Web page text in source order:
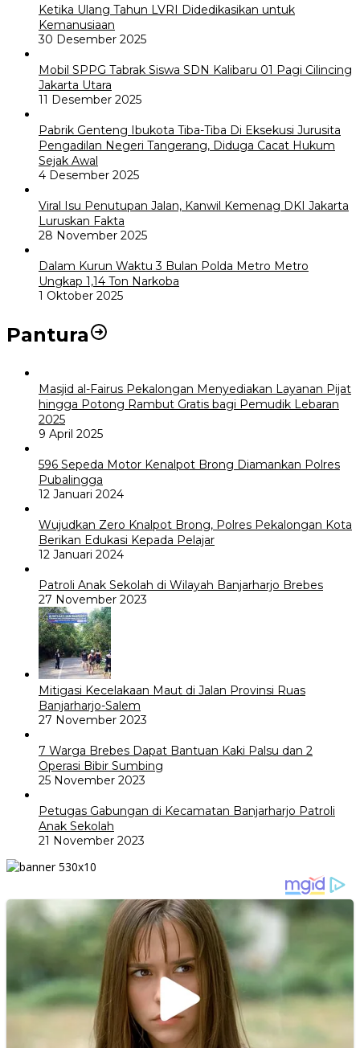
Ketika Ulang Tahun LVRI Didedikasikan untuk
Kemanusiaan
30 Desember 2025
Mobil SPPG Tabrak Siswa SDN Kalibaru 01 Pagi Cilincing
Jakarta Utara
11 Desember 2025
Pabrik Genteng Ibukota Tiba-Tiba Di Eksekusi Jurusita
Pengadilan Negeri Tangerang, Diduga Cacat Hukum
Sejak Awal
4 Desember 2025
Viral Isu Penutupan Jalan, Kanwil Kemenag DKI Jakarta
Luruskan Fakta
28 November 2025
Dalam Kurun Waktu 3 Bulan Polda Metro Metro
Ungkap 1,14 Ton Narkoba
1 Oktober 2025
Pantura
Masjid al-Fairus Pekalongan Menyediakan Layanan Pijat
hingga Potong Rambut Gratis bagi Pemudik Lebaran
2025
9 April 2025
596 Sepeda Motor Kenalpot Brong Diamankan Polres
Pubalingga
12 Januari 2024
Wujudkan Zero Knalpot Brong, Polres Pekalongan Kota
Berikan Edukasi Kepada Pelajar
12 Januari 2024
Patroli Anak Sekolah di Wilayah Banjarharjo Brebes
27 November 2023
Mitigasi Kecelakaan Maut di Jalan Provinsi Ruas
Banjarharjo-Salem
27 November 2023
7 Warga Brebes Dapat Bantuan Kaki Palsu dan 2
Operasi Bibir Sumbing
25 November 2023
Petugas Gabungan di Kecamatan Banjarharjo Patroli
Anak Sekolah
21 November 2023